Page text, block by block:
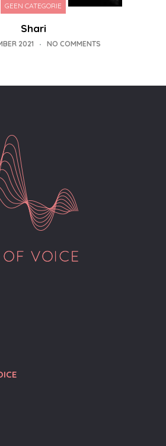
GEEN CATEGORIE
Shari
2021 NO COMMENTS